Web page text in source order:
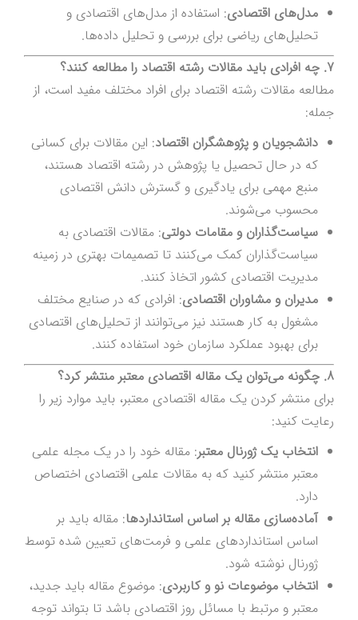
مدل‌های اقتصادی: استفاده از مدل‌های اقتصادی و
تحلیل‌های ریاضی برای بررسی و تحلیل داده‌ها.
7. چه افرادی باید مقالات رشته اقتصاد را مطالعه کنند؟
مطالعه مقالات رشته اقتصاد برای افراد مختلف مفید است، از
جمله:
دانشجویان و پژوهشگران اقتصاد: این مقالات برای کسانی
که در حال تحصیل یا پژوهش در رشته اقتصاد هستند،
منبع مهمی برای یادگیری و گسترش دانش اقتصادی
محسوب می‌شوند.
سیاست‌گذاران و مقامات دولتی: مقالات اقتصادی به
سیاست‌گذاران کمک می‌کنند تا تصمیمات بهتری در زمینه
مدیریت اقتصادی کشور اتخاذ کنند.
مدیران و مشاوران اقتصادی: افرادی که در صنایع مختلف
مشغول به کار هستند نیز می‌توانند از تحلیل‌های اقتصادی
برای بهبود عملکرد سازمان خود استفاده کنند.
8. چگونه می‌توان یک مقاله اقتصادی معتبر منتشر کرد؟
برای منتشر کردن یک مقاله اقتصادی معتبر، باید موارد زیر را
رعایت کنید:
انتخاب یک ژورنال معتبر: مقاله خود را در یک مجله علمی
معتبر منتشر کنید که به مقالات علمی اقتصادی اختصاص
دارد.
آماده‌سازی مقاله بر اساس استانداردها: مقاله باید بر
اساس استانداردهای علمی و فرمت‌های تعیین شده توسط
ژورنال نوشته شود.
انتخاب موضوعات نو و کاربردی: موضوع مقاله باید جدید،
معتبر و مرتبط با مسائل روز اقتصادی باشد تا بتواند توجه